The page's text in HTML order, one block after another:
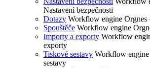
Nastavení bezpečnosti
Dotazy Workflow engine Orgnes
Spouštěče Workflow engine
Importy a exporty Workflow
exporty
Tiskové sestavy Workflow
sestavy